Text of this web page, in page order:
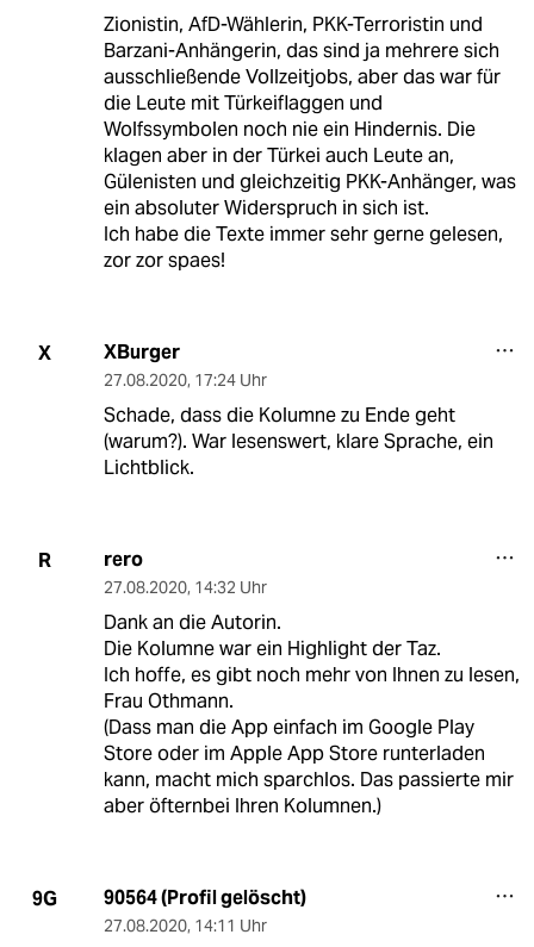
Zionistin, AfD-Wählerin, PKK-Terroristin und
Barzani-Anhängerin, das sind ja mehrere sich
ausschließende Vollzeitjobs, aber das war für
die Leute mit Türkeiflaggen und
Wolfssymbolen noch nie ein Hindernis. Die
klagen aber in der Türkei auch Leute an,
Gülenisten und gleichzeitig PKK-Anhänger, was
ein absoluter Widerspruch in sich ist.
Ich habe die Texte immer sehr gerne gelesen,
zor zor spaes!
X XBurger
27.08.2020, 17:24 Uhr
Schade, dass die Kolumne zu Ende geht
(warum?). War lesenswert, klare Sprache, ein
Lichtblick.
R rero
27.08.2020, 14:32 Uhr
Dank an die Autorin.
Die Kolumne war ein Highlight der Taz.
Ich hoffe, es gibt noch mehr von Ihnen zu lesen,
Frau Othmann.
(Dass man die App einfach im Google Play
Store oder im Apple App Store runterladen
kann, macht mich sparchlos. Das passierte mir
aber öfternbei Ihren Kolumnen.)
9G 90564 (Profil gelöscht)
27.08.2020, 14:11 Uhr